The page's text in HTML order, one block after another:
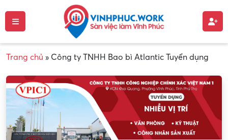
Trang chủ » Công ty TNHH Bao bì Atlantic Tuyển dụng